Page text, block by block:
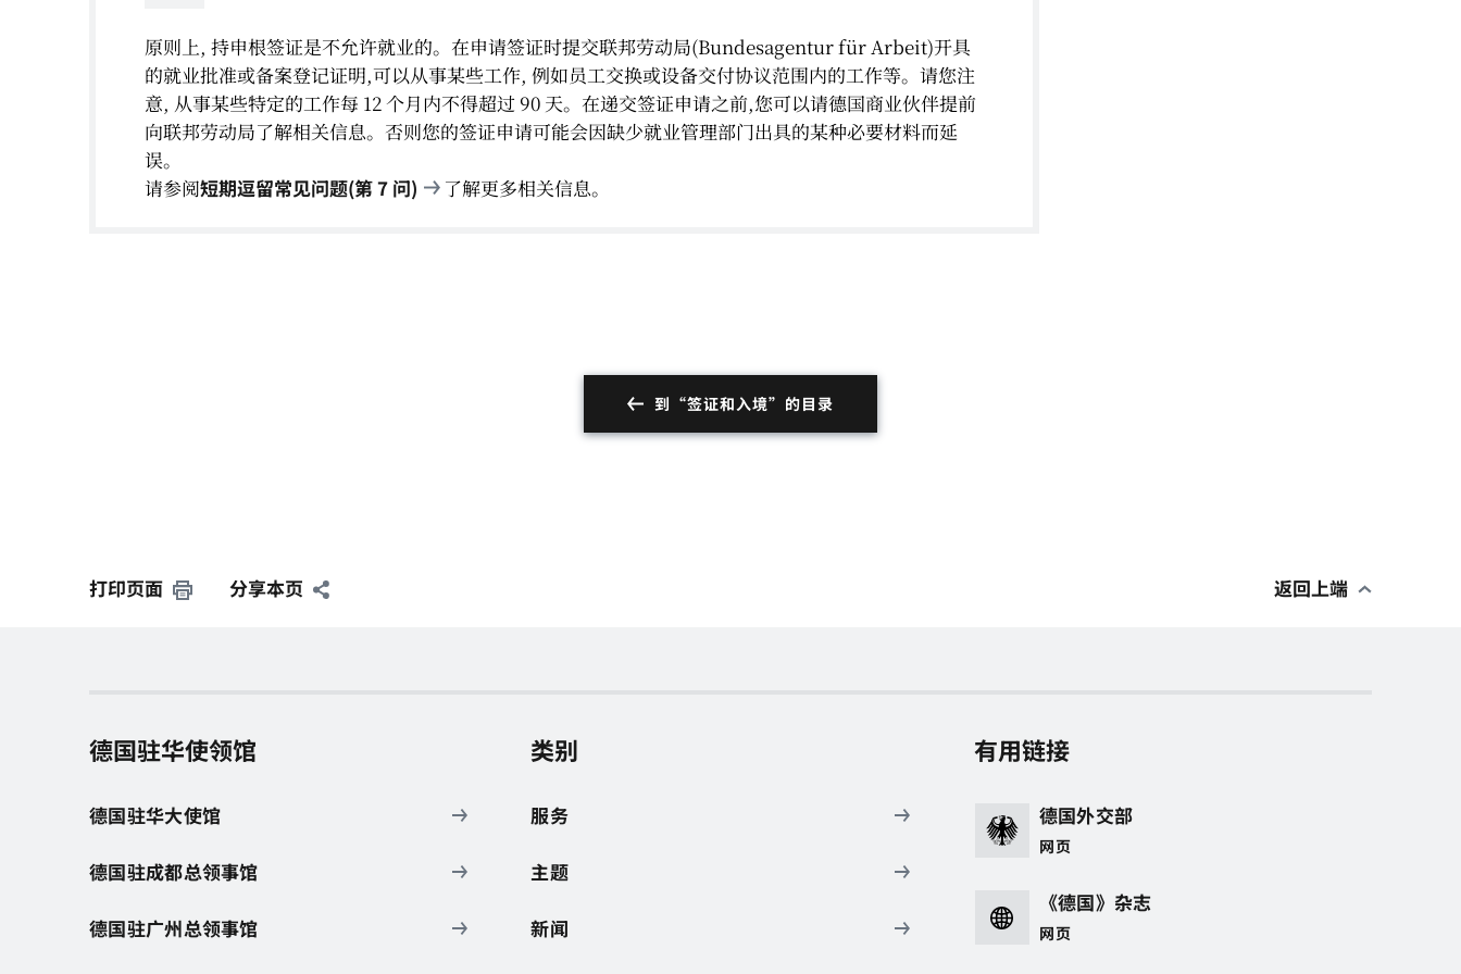
原则上, 持申根签证是不允许就业的。在申请签证时提交联邦劳动局(Bundesagentur für Arbeit)开具
的就业批准或备案登记证明,可以从事某些工作, 例如员工交换或设备交付协议范围内的工作等。请您注
意, 从事某些特定的工作每 12 个月内不得超过 90 天。在递交签证申请之前,您可以请德国商业伙伴提前
向联邦劳动局了解相关信息。否则您的签证申请可能会因缺少就业管理部门出具的某种必要材料而延
误。
请参阅短期逗留常见问题(第 7 问) 了解更多相关信息。
到“签证和入境”的目录
打印页面 分享本页 返回上端
德国驻华使领馆
德国驻华大使馆
德国驻成都总领事馆
德国驻广州总领事馆
类别
服务
主题
新闻
有用链接
德国外交部
网页
《德国》杂志
网页